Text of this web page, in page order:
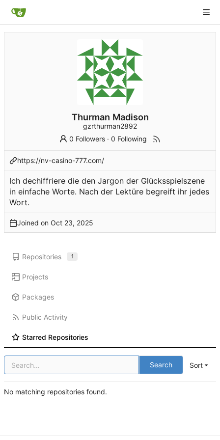
Thurman Madison
gzrthurman2892
0 Followers ·0 Following
https://nv-casino-777.com/
Ich dechiffriere die den Jargon der Glücksspielszene
in einfache Worte. Nach der Lektüre begreift ihr jedes
Wort.
Joined on
Repositories 1
Projects
Packages
Public Activity
Starred Repositories
Search Sort
No matching repositories found.